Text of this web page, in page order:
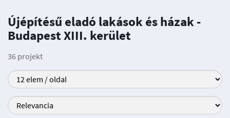
Újépítésű eladó lakások és házak -
Budapest XIII. kerület
36 projekt